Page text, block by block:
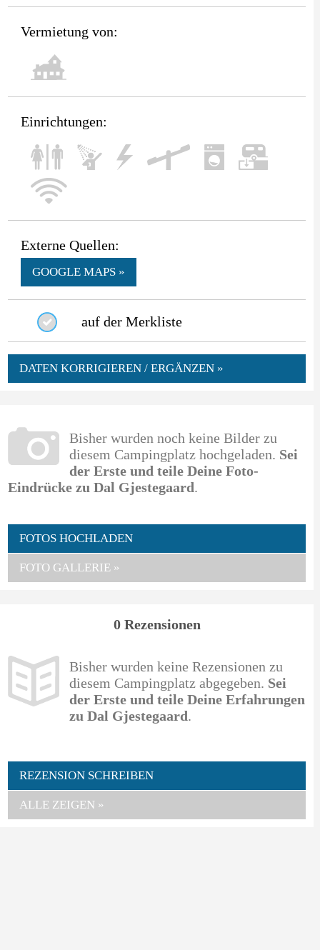
Vermietung von:
Einrichtungen:
Externe Quellen:
GOOGLE MAPS »
auf der Merkliste
DATEN KORRIGIEREN / ERGÄNZEN »
Bisher wurden noch keine Bilder zu
diesem Campingplatz hochgeladen. Sei
der Erste und teile Deine Foto-
Eindrücke zu Dal Gjestegaard.
FOTOS HOCHLADEN
FOTO GALLERIE »
0 Rezensionen
Bisher wurden keine Rezensionen zu
diesem Campingplatz abgegeben. Sei
der Erste und teile Deine Erfahrungen
zu Dal Gjestegaard.
REZENSION SCHREIBEN
ALLE ZEIGEN »